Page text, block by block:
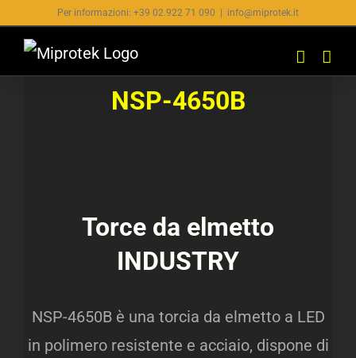
contenuto
Per informazioni: +39 02.922 71 090 info@miprotek.it
NSP-4650B
Torce da elmetto
INDUSTRY
NSP-4650B è una torcia da elmetto a LED
in polimero resistente e acciaio, dispone di